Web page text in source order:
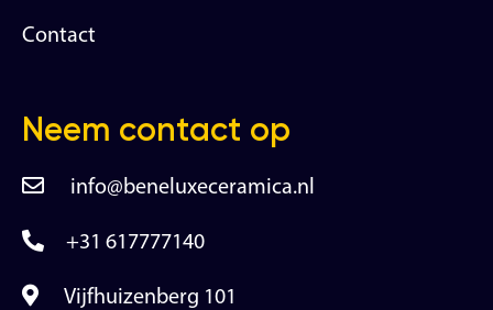
Contact
Neem contact op
info@beneluxeceramica.nl
+31 617777140
Vijfhuizenberg 101